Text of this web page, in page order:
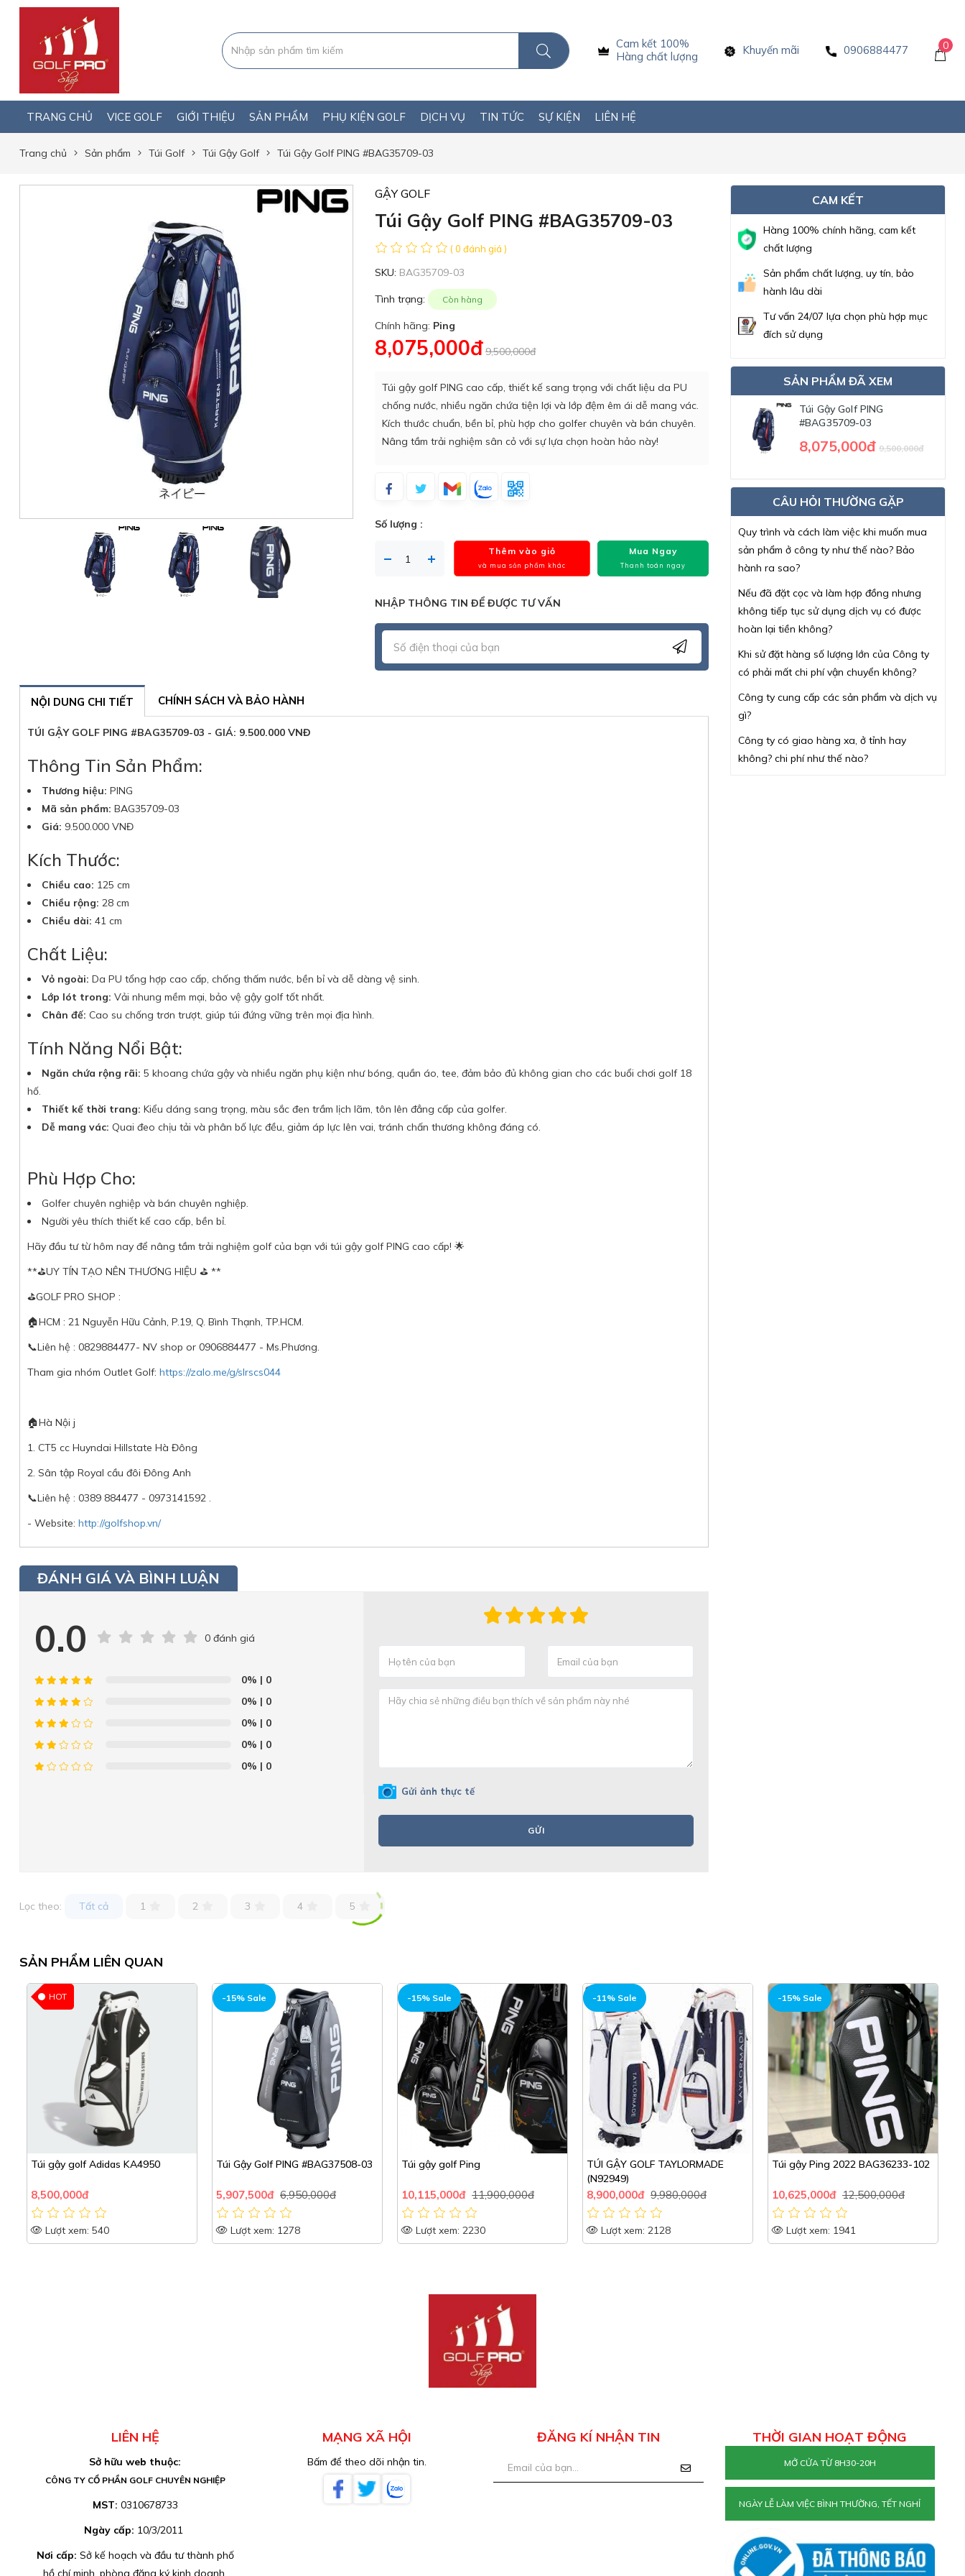
Cam kết 100%
Hàng chất lượng
Khuyến mãi 0906884477 0
TRANG CHỦ VICE GOLF GIỚI THIỆU SẢN PHẨM PHỤ KIỆN GOLF DỊCH VỤ TIN TỨC SỰ KIỆN LIÊN HỆ
Trang chủ Sản phẩm Túi Golf Túi Gậy Golf Túi Gậy Golf PING #BAG35709-03
GẬY GOLF
Túi Gậy Golf PING #BAG35709-03
( 0 đánh giá )
SKU: BAG35709-03
Tình trạng: Còn hàng
Chính hãng: Ping
8,075,000đ 9,500,000đ
Túi gậy golf PING cao cấp, thiết kế sang trọng với chất liệu da PU
chống nước, nhiều ngăn chứa tiện lợi và lớp đệm êm ái dễ mang vác.
Kích thước chuẩn, bền bỉ, phù hợp cho golfer chuyên và bán chuyên.
Nâng tầm trải nghiệm sân cỏ với sự lựa chọn hoàn hảo này!
Số lượng :
Thêm vào giỏ
và mua sản phẩm khác
Mua Ngay
Thanh toán ngay
NHẬP THÔNG TIN ĐỂ ĐƯỢC TƯ VẤN
NỘI DUNG CHI TIẾT CHÍNH SÁCH VÀ BẢO HÀNH
TÚI GẬY GOLF PING #BAG35709-03 - GIÁ: 9.500.000 VNĐ
Thông Tin Sản Phẩm:
Thương hiệu: PING
Mã sản phẩm: BAG35709-03
Giá: 9.500.000 VNĐ
Kích Thước:
Chiều cao: 125 cm
Chiều rộng: 28 cm
Chiều dài: 41 cm
Chất Liệu:
Vỏ ngoài: Da PU tổng hợp cao cấp, chống thấm nước, bền bỉ và dễ dàng vệ sinh.
Lớp lót trong: Vải nhung mềm mại, bảo vệ gậy golf tốt nhất.
Chân đế: Cao su chống trơn trượt, giúp túi đứng vững trên mọi địa hình.
Tính Năng Nổi Bật:
Ngăn chứa rộng rãi: 5 khoang chứa gậy và nhiều ngăn phụ kiện như bóng, quần áo, tee, đảm bảo đủ không gian cho các buổi chơi golf 18
hố.
Thiết kế thời trang: Kiểu dáng sang trọng, màu sắc đen trầm lịch lãm, tôn lên đẳng cấp của golfer.
Dễ mang vác: Quai đeo chịu tải và phân bố lực đều, giảm áp lực lên vai, tránh chấn thương không đáng có.
Phù Hợp Cho:
Golfer chuyên nghiệp và bán chuyên nghiệp.
Người yêu thích thiết kế cao cấp, bền bỉ.
Hãy đầu tư từ hôm nay để nâng tầm trải nghiệm golf của bạn với túi gậy golf PING cao cấp! 🌟
**⛳UY TÍN TẠO NÊN THƯƠNG HIỆU ⛳️ **
⛳️GOLF PRO SHOP :
🏠HCM : 21 Nguyễn Hữu Cảnh, P.19, Q. Bình Thạnh, TP.HCM.
📞Liên hệ : 0829884477- NV shop or 0906884477 - Ms.Phương.
Tham gia nhóm Outlet Golf: https://zalo.me/g/slrscs044
🏠Hà Nội j
1. CT5 cc Huyndai Hillstate Hà Đông
2. Sân tập Royal cầu đôi Đông Anh
📞Liên hệ : 0389 884477 - 0973141592 .
- Website: http://golfshop.vn/
ĐÁNH GIÁ VÀ BÌNH LUẬN
0.0 0 đánh giá
0% | 0
0% | 0
0% | 0
0% | 0
0% | 0
Gửi ảnh thực tế
GỬI
Lọc theo: Tất cả 1 2 3 4 5
CAM KẾT
Hàng 100% chính hãng, cam kết
chất lượng
Sản phẩm chất lượng, uy tín, bảo
hành lâu dài
Tư vấn 24/07 lựa chọn phù hợp mục
đích sử dụng
SẢN PHẨM ĐÃ XEM
Túi Gậy Golf PING
#BAG35709-03
8,075,000đ 9,500,000đ
CÂU HỎI THƯỜNG GẶP
Quy trình và cách làm việc khi muốn mua
sản phẩm ở công ty như thế nào? Bảo
hành ra sao?
Nếu đã đặt cọc và làm hợp đồng nhưng
không tiếp tục sử dụng dịch vụ có được
hoàn lại tiền không?
Khi sử đặt hàng số lượng lớn của Công ty
có phải mất chi phí vận chuyển không?
Công ty cung cấp các sản phẩm và dịch vụ
gì?
Công ty có giao hàng xa, ở tỉnh hay
không? chi phí như thế nào?
SẢN PHẨM LIÊN QUAN
-15% Sale
Túi Gậy Golf PING #BAG37508-03
5,907,500đ
Lượt xem: 1278
-15% Sale
Túi gậy golf Ping
10,115,000đ 11,900,000đ
Lượt xem: 2230
-11% Sale
TÚI GẬY GOLF TAYLORMADE
8,900,000đ 9,980,000đ
Lượt xem: 2128
-15% Sale
Túi gậy Ping 2022 BAG36233-102
10,625,000đ 12,500,000đ
Lượt xem: 1941
-15% Sale
TÚI GẬY GOLF XXIO_ 2024_ GGC-
5,525,000đ 6,500,000đ
Lượt xem: 1979
LIÊN HỆ
Sở hữu web thuộc:
CÔNG TY CỔ PHẦN GOLF CHUYÊN NGHIỆP
MST: 0310678733
Ngày cấp: 10/3/2011
Nơi cấp: Sở kế hoạch và đầu tư thành phố
hồ chí minh, phòng đăng ký kinh doanh.
MẠNG XÃ HỘI
Bấm để theo dõi nhận tin.
ĐĂNG KÍ NHẬN TIN THỜI GIAN HOẠT ĐỘNG
MỞ CỬA TỪ 8H30-20H
NGÀY LỄ LÀM VIỆC BÌNH THƯỜNG, TẾT NGHỈ